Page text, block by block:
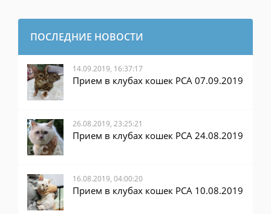
ПОСЛЕДНИЕ НОВОСТИ
14.09.2019, 16:37:17
Прием в клубах кошек PCA 07.09.2019
26.08.2019, 23:25:21
Прием в клубах кошек PCA 24.08.2019
16.08.2019, 04:00:20
Прием в клубах кошек PCA 10.08.2019